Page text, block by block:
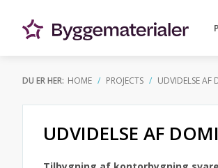
DU ER HER: HOME PROJECTS UDVIDELSE AF
UDVIDELSE AF